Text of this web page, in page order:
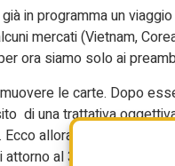
in programma un
mercati (Vietnam,
ora siamo solo ai
le carte. Dopo
di una trattativa
allora che
al 30%, a Palazzo